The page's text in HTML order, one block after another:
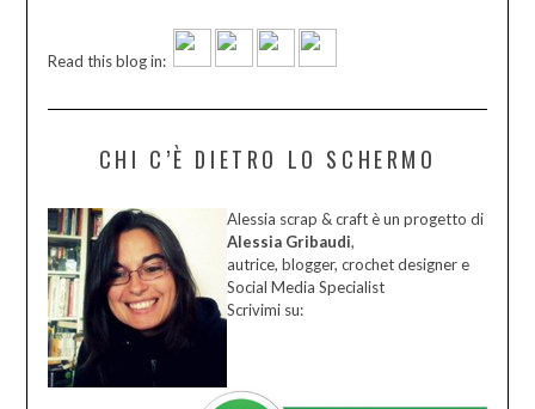
Read this blog in:
CHI C’È DIETRO LO SCHERMO
Alessia scrap & craft è un progetto di
Alessia Gribaudi,
autrice, blogger, crochet designer e
Social Media Specialist
Scrivimi su: